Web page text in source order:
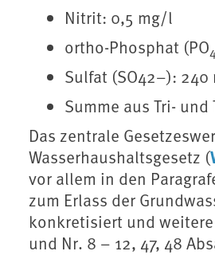
Nitrit: 0,5 mg/l
ortho-Phosphat (PO4
Sulfat (SO42−):
Summe aus Tri-
Das zentrale
Wasserhaushaltsgesetz (
vor allem in den
zum Erlass der
konkretisiert und weitere
und Nr. 8 – 12, 47, 48